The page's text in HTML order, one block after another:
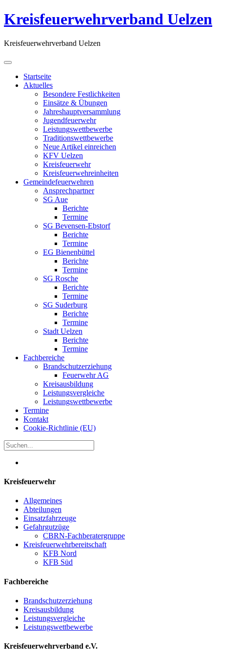
Kreisfeuerwehrverband Uelzen
Kreisfeuerwehrverband Uelzen
Startseite
Aktuelles
Besondere Festlichkeiten
Einsätze & Übungen
Jahreshauptversammlung
Jugendfeuerwehr
Leistungswettbewerbe
Traditionswettbewerbe
Neue Artikel einreichen
KFV Uelzen
Kreisfeuerwehr
Kreisfeuerwehreinheiten
Gemeindefeuerwehren
Ansprechpartner
SG Aue
Berichte
Termine
SG Bevensen-Ebstorf
Berichte
Termine
EG Bienenbüttel
Berichte
Termine
SG Rosche
Berichte
Termine
SG Suderburg
Berichte
Termine
Stadt Uelzen
Berichte
Termine
Fachbereiche
Brandschutzerziehung
Feuerwehr AG
Kreisausbildung
Leistungsvergleiche
Leistungswettbewerbe
Termine
Kontakt
Cookie-Richtlinie (EU)
Kreisfeuerwehr
Allgemeines
Abteilungen
Einsatzfahrzeuge
Gefahrgutzüge
CBRN-Fachberatergruppe
Kreisfeuerwehrbereitschaft
KFB Nord
KFB Süd
Fachbereiche
Brandschutzerziehung
Kreisausbildung
Leistungsvergleiche
Leistungswettbewerbe
Kreisfeuerwehrverband e.V.